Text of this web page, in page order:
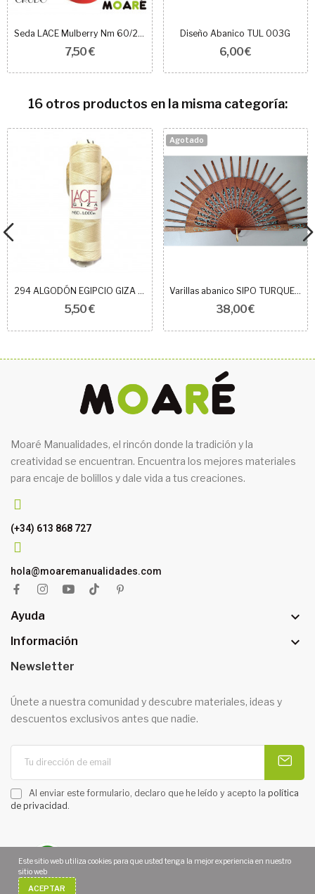
Seda LACE Mulberry Nm 60/2 CRUDO
7,50 €
Diseño Abanico TUL 003G
6,00 €
16 otros productos en la misma categoría:
294 ALGODÓN EGIPCIO GIZA 60
5,50 €
Agotado
Varillas abanico SIPO TURQUESA 14.5+6.5CM
38,00 €
Moaré Manualidades, el rincón donde la tradición y la
creatividad se encuentran. Encuentra los mejores materiales
para encaje de bolillos y dale vida a tus creaciones.
(+34) 613 868 727
hola@moaremanualidades.com
Ayuda 
Información 
Newsletter
Únete a nuestra comunidad y descubre materiales, ideas y
descuentos exclusivos antes que nadie.
Al enviar este formulario, declaro que he leído y acepto la política
de privacidad
Copyright 2026 © MOARÉ MANUALIDADES. Todos los derechos
reservados. | Diseño web
Este sitio web utiliza cookies para que usted tenga la mejor experiencia en nuestro
sitio web
ACEPTAR